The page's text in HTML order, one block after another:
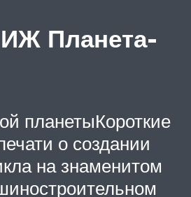
Планета-
планетыКороткие
о создании
на знаменитом